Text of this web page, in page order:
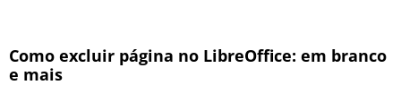
Como excluir página no LibreOffice: em branco
e mais